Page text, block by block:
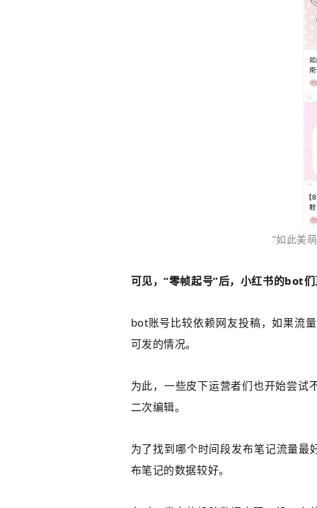
“如此美
可见，“零帧起号”后，小红书的bot
bot账号比较依赖网友投稿，如果流
可发的情况。
为此，一些皮下运营者们也开始尝试
二次编辑。
为了找到哪个时间段发布笔记流量
布笔记的数据较好。